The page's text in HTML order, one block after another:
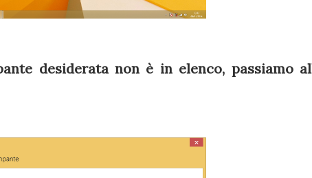
desiderata non è in elenco, passiamo